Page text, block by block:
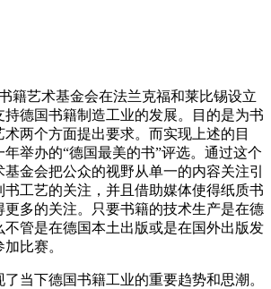
籍艺术基金会在法兰克福和莱比锡设立
德国书籍制造工业的发展。目的是为书
两个方面提出要求。而实现上述的目
举办的“德国最美的书”评选。通过这个
金会把公众的视野从单一的内容关注引
工艺的关注，并且借助媒体使得纸质书
更多的关注。只要书籍的技术生产是在德
不管是在德国本土出版或是在国外出版发
比赛。
当下德国书籍工业的重要趋势和思潮。